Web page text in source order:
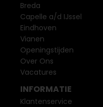
Breda
Capelle a/d IJssel
Eindhoven
Vianen
Openingstijden
Over Ons
Vacatures
INFORMATIE
Klantenservice